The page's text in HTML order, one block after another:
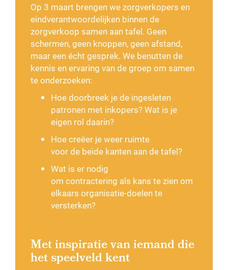
Op 3 maart brengen we zorgverkopers en
eindverantwoordelijken binnen de
zorgverkoop samen aan tafel. Geen
schermen, geen knoppen, geen afstand,
maar een écht gesprek. We benutten de
kennis en ervaring van de groep om samen
te onderzoeken:
Hoe doorbreek je de ingesleten
patronen met inkopers? Wat is je
eigen rol daarin?
Hoe creëer je weer ruimte
voor de beide kanten aan de tafel?
Wat is er nodig
om contractering als kans te zien om
elkaars organisatie-doelen te
versterken?
Met inspiratie van iemand die
het speelveld kent